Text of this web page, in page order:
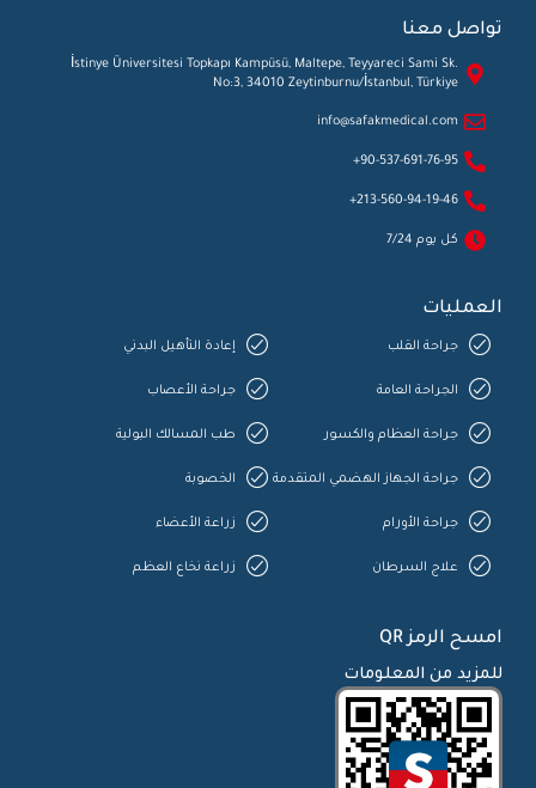
تواصل معنا
İstinye Üniversitesi Topkapı Kampüsü, Maltepe, Teyyareci Sami Sk.
No:3, 34010 Zeytinburnu/İstanbul, Türkiye
info@safakmedical.com
90-537-691-76-95+
213-560-94-19-46+
كل يوم 7/24
العمليات
جراحة القلب
الجراحة العامة
جراحة العظام والكسور
جراحة الجهاز الهضمي المتقدمة
جراحة الأورام
علاج السرطان
إعادة التأهيل البدني
جراحة الأعصاب
طب المسالك البولية
الخصوبة
زراعة الأعضاء
زراعة نخاع العظم
امسح الرمز QR
للمزيد من المعلومات